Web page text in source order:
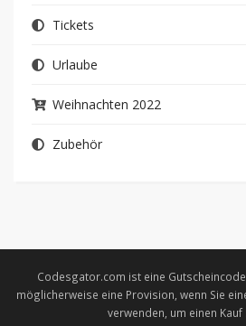
Tickets
Urlaube
Weihnachten 2022
Zubehör
Codesgator.com ist eine
möglicherweise eine Provision, wenn Sie
verwenden, um einen Kauf